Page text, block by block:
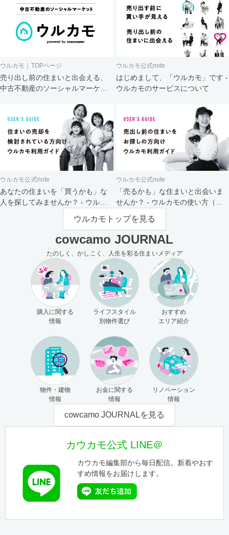
ウルカモ｜TOPページ
売り出し前の住まいと出会える、
中古不動産のソーシャルマーケッ
ウルカモ公式note
はじめまして、「ウルカモ」です -
ウルカモのサービスについて
ウルカモ公式note
あなたの住まいを「買うかも」な
人を探してみませんか？ - ウルカ
ウルカモ公式note
「売るかも」な住まいと出会いま
せんか？ - ウルカモの使い方（買
主さま向け）
ウルカモトップを見る
cowcamo JOURNAL
たのしく、かしこく、人生を彩る住まいメディア
購入に関する
情報
ライフスタイル
別物件選び
おすすめ
エリア紹介
物件・建物
情報
お金に関する
情報
リノベーション
情報
cowcamo JOURNALを見る
カウカモ公式 LINE＠
カウカモ編集部から毎日配信。新着やおす
すめ情報をお届けします。